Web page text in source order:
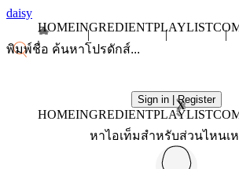
daisy
HOMEINGREDIENTPLAYLIST
Sign in | Register
X
HOMEINGREDIENTPLAYLIST
หาไอเท็มสำหรับส่วนไหนเ